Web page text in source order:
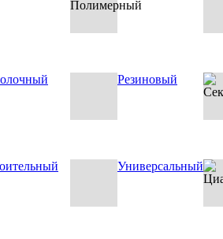
Резиновый
Универсальный